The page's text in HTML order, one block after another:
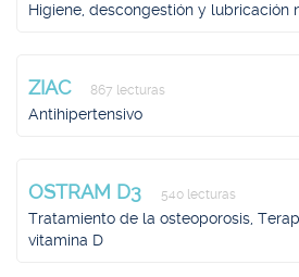
Higiene, descongestión y lubricación
ZIAC 867 lecturas
Antihipertensivo
OSTRAM D3 540 lecturas
Tratamiento de la osteoporosis,
vitamina D